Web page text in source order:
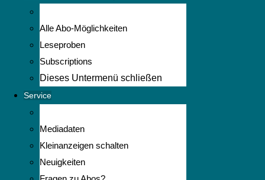
Alle Abo-Möglichkeiten
Leseproben
Subscriptions
Dieses Untermenü schließen
Service
Mediadaten
Kleinanzeigen schalten
Neuigkeiten